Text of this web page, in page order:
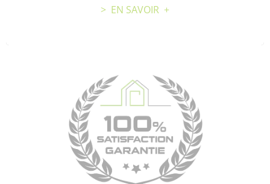
> EN SAVOIR +
100'/, SATISFACTION GARANTIE :
Conseils personnalisés
Accompagnement
Conforme à vos attentes